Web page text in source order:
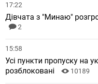
17:22
Дівчата з "Минаю"
2
15:58
Усі пункти пропуску на
розблоковані
10189